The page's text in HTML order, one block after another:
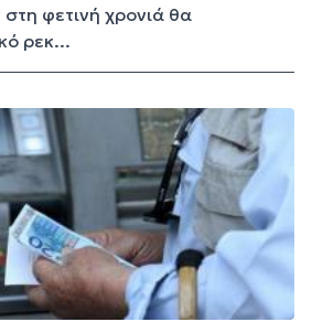
φετινή χρονιά θα
ρεκ...